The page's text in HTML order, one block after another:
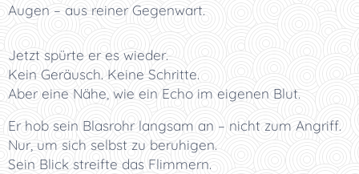
Augen – aus reiner Gegenwart.
Jetzt spürte er es wieder.
Kein Geräusch. Keine Schritte.
Aber eine Nähe, wie ein Echo im eigenen Blut.
Er hob sein Blasrohr langsam an – nicht zum Angriff.
Nur, um sich selbst zu beruhigen.
Sein Blick streifte das Flimmern.